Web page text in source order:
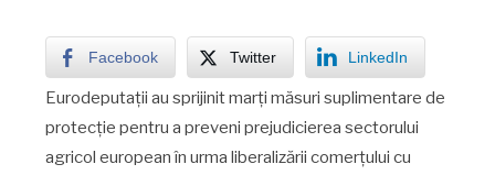
Facebook Twitter LinkedIn
Eurodeputații au sprijinit marți măsuri suplimentare de
protecție pentru a preveni prejudicierea sectorului
agricol european în urma liberalizării comerțului cu